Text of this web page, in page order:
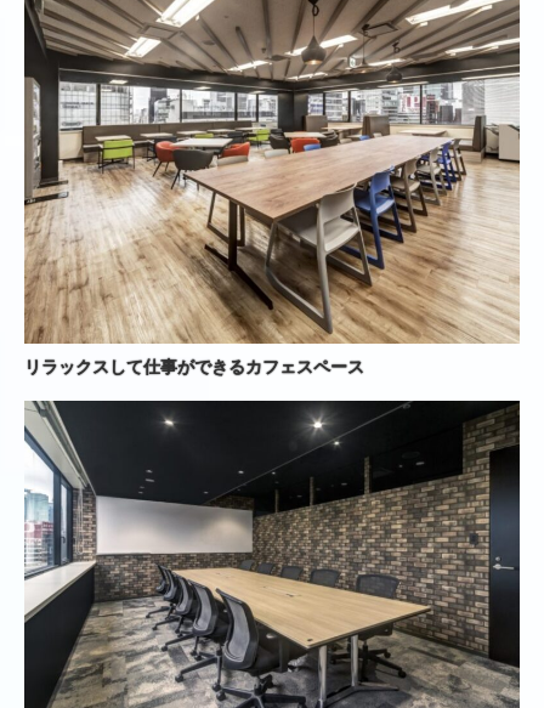
リラックスして仕事ができるカフェスペース